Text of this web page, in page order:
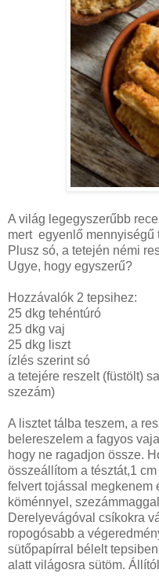
A világ legegyszerűbb
mert egyenlő mennyiségű
Plusz só, a tetején némi
Ugye, hogy egyszerű?
Hozzávalók 2 tepsihez:
25 dkg tehéntúró
25 dkg vaj
25 dkg liszt
ízlés szerint só
a tetejére reszelt (füstölt)
szezám)
A lisztet tálba teszem, a
belereszelem a fagyos
hogy ne ragadjon össze.
összeállítom a tésztát,1
felvert tojással megkenem
köménnyel,
Derelyevágóval csíkokra
ropogósabb a
sütőpapírral bélelt
alatt világosra sütöm.